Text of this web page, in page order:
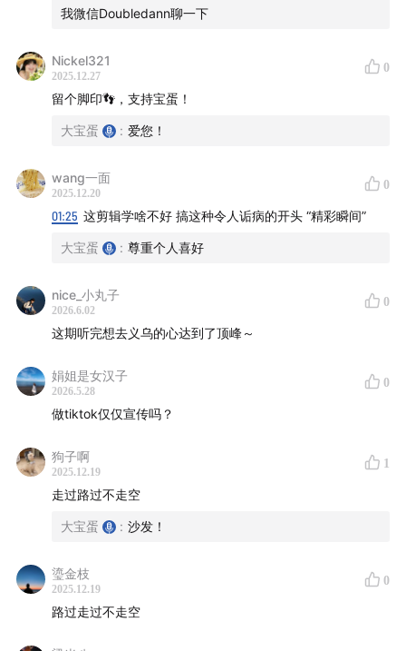
欢迎所有对义乌感兴趣的朋友进入节目专属听友群，探讨
交流【义乌内外】发生的故事和信息差。
群内会第一时间更新播客信息，并随机掉落行业干货。
微信搜索Doubledann，或扫码添加播客主理人大宝蛋，
深入的交流。
【关于义乌游学】
我微信Doubledann聊一下
Nickel321
2025.12.27
0
留个脚印👣，支持宝蛋！
大宝蛋 : 爱您！
wang一面
2025.12.20
0
01:25 这剪辑学啥不好 搞这种令人诟病的开头 “精彩瞬间”
大宝蛋 : 尊重个人喜好
nice_小丸子
2026.6.02
0
这期听完想去义乌的心达到了顶峰～
娟姐是女汉子
2026.5.28
0
做tiktok仅仅宣传吗？
狗子啊
2025.12.19
1
走过路过不走空
大宝蛋 : 沙发！
瑬金枝
2025.12.19
0
路过走过不走空